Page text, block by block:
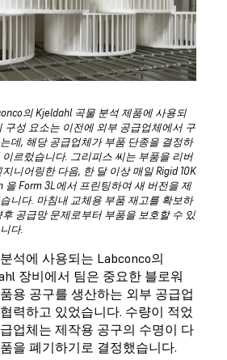
의 Kjeldahl 곡물 분석 제품에 사용되
구성 요소는 이전에 외부 공급업체에서 구
데, 해당 공급업체가 부품 단종을 결정하
이르렀습니다. 그리피스 씨는 부품을 리버
지니어링한 다음, 한 달 이상 매일 Rigid 10K
을 Form 3L에서 프린팅하여 새 버전을 제
니다. 마침내 교체용 부품 재고를 확보하
후 공급망 문제로부터 부품을 보호할 수 있
다.
석에 사용되는 Labconco의
장비에서 팀은 중요한 블로워
용 공구를 생산하는 외부 공급업
력하고 있었습니다. 수량이 적었
업체는 제작용 공구의 수명이 다
을 폐기하기로 결정했습니다.